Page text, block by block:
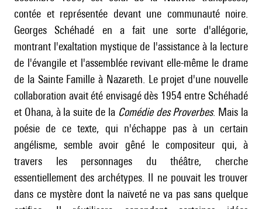
contée et représentée devant une communauté noire.
Georges Schéhadé en a fait une sorte d'allégorie,
montrant l'exaltation mystique de l'assistance à la lecture
de l'évangile et l'assemblée revivant elle-même le drame
de la Sainte Famille à Nazareth. Le projet d'une nouvelle
collaboration avait été envisagé dès 1954 entre Schéhadé
et Ohana, à la suite de la Comédie des Proverbes. Mais la
poésie de ce texte, qui n'échappe pas à un certain
angélisme, semble avoir gêné le compositeur qui, à
travers les personnages du théâtre, cherche
essentiellement des archétypes. Il ne pouvait les trouver
dans ce mystère dont la naïveté ne va pas sans quelque